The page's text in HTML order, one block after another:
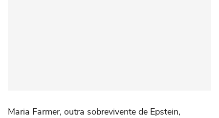
Maria Farmer, outra sobrevivente de Epstein,